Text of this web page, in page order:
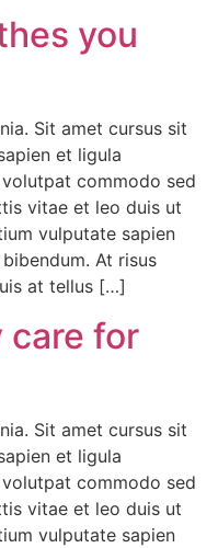
you
Sit amet cursus sit
et ligula
commodo sed
vitae et leo duis ut
vulputate sapien
At risus
at tellus […]
care for
Sit amet cursus sit
et ligula
commodo sed
vitae et leo duis ut
vulputate sapien